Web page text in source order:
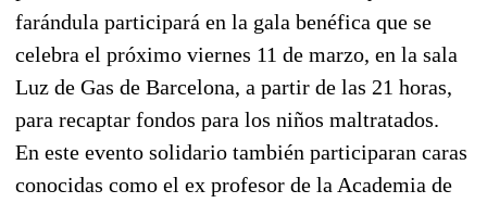
farándula participará en la gala benéfica que se
celebra el próximo viernes 11 de marzo, en la sala
Luz de Gas de Barcelona, a partir de las 21 horas,
para recaptar fondos para los niños maltratados.
En este evento solidario también participaran caras
conocidas como el ex profesor de la Academia de